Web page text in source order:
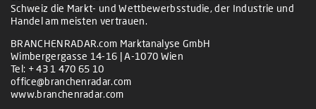
Schweiz die Markt- und Wettbewerbsstudie, der Industrie und
Handel am meisten vertrauen.
BRANCHENRADAR.com Marktanalyse GmbH
Wimbergergasse 14-16 | A-1070 Wien
Tel: + 43 1 470 65 10
office@branchenradar.com
www.branchenradar.com